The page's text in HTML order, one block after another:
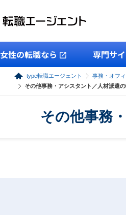
女性の転職なら 専門サ
type転職エージェント 事務・オフ
その他事務・アシスタント／人材派遣
その他事務